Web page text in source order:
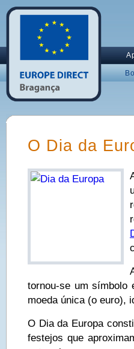
O Dia da
tornou-se um símbolo
moeda única (o euro),
O Dia da Europa
festejos que